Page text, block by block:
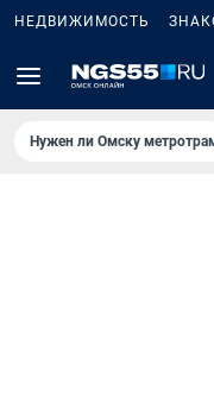
НЕДВИЖИМОСТЬ
Нужен ли Омску